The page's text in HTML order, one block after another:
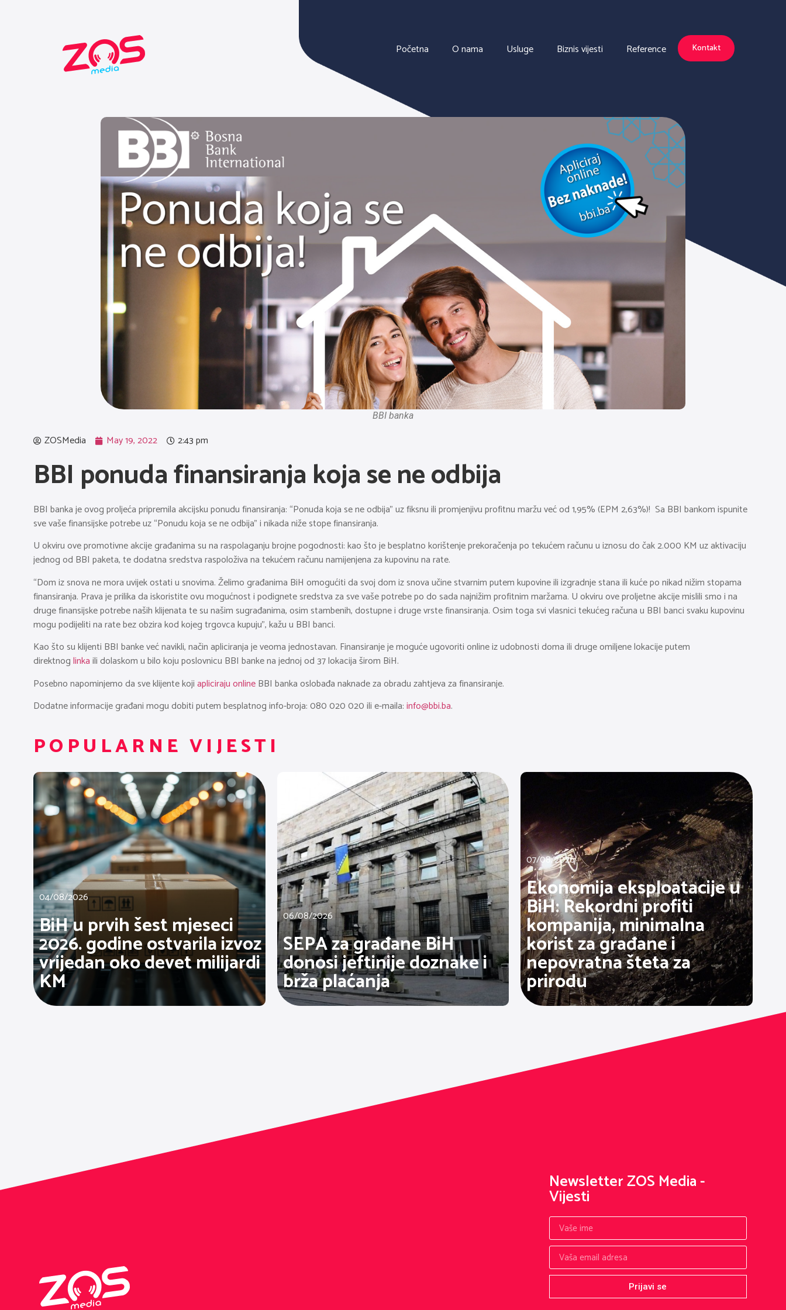
Početna O nama Usluge Biznis vijesti Reference Kontakt
BBI banka
ZOSMedia May 19, 2022 2:43 pm
BBI ponuda finansiranja koja se ne odbija
BBI banka je ovog proljeća pripremila akcijsku ponudu finansiranja: “Ponuda koja se ne odbija” uz fiksnu ili promjenjivu profitnu maržu već od 1,95% (EPM 2,63%)! Sa BBI bankom ispunite
sve vaše finansijske potrebe uz “Ponudu koja se ne odbija” i nikada niže stope finansiranja.
U okviru ove promotivne akcije građanima su na raspolaganju brojne pogodnosti: kao što je besplatno korištenje prekoračenja po tekućem računu u iznosu do čak 2.000 KM uz aktivaciju
jednog od BBI paketa, te dodatna sredstva raspoloživa na tekućem računu namijenjena za kupovinu na rate.
“Dom iz snova ne mora uvijek ostati u snovima. Želimo građanima BiH omogućiti da svoj dom iz snova učine stvarnim putem kupovine ili izgradnje stana ili kuće po nikad nižim stopama
finansiranja. Prava je prilika da iskoristite ovu mogućnost i podignete sredstva za sve vaše potrebe po do sada najnižim profitnim maržama. U okviru ove proljetne akcije mislili smo i na
druge finansijske potrebe naših klijenata te su našim sugrađanima, osim stambenih, dostupne i druge vrste finansiranja. Osim toga svi vlasnici tekućeg računa u BBI banci svaku kupovinu
mogu podijeliti na rate bez obzira kod kojeg trgovca kupuju”, kažu u BBI banci.
Kao što su klijenti BBI banke već navikli, način apliciranja je veoma jednostavan. Finansiranje je moguće ugovoriti online iz udobnosti doma ili druge omiljene lokacije putem
direktnoglinkaili dolaskom u bilo koju poslovnicu BBI banke na jednoj od 37 lokacija širom BiH.
Posebno napominjemo da sve klijente kojiapliciraju onlineBBI banka oslobađa naknade za obradu zahtjeva za finansiranje.
Dodatne informacije građani mogu dobiti putem besplatnog info-broja: 080 020 020 ili e-maila:info@bbi.ba.
POPULARNE VIJESTI
04/08/2026
BiH u prvih šest mjeseci
2026. godine ostvarila izvoz
vrijedan oko devet milijardi
KM
06/08/2026
SEPA za građane BiH
donosi jeftinije doznake i
brža plaćanja
07/08/2026
Ekonomija eksploatacije u
BiH: Rekordni profiti
kompanija, minimalna
korist za građane i
nepovratna šteta za
prirodu
Newsletter ZOS Media -
Vijesti
Prijavi se